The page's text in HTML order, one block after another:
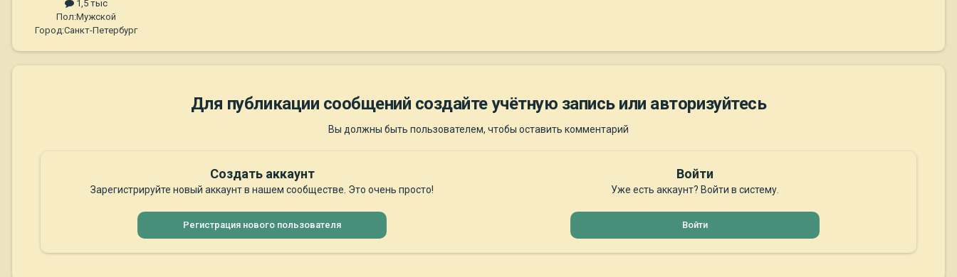
1,5 тыс
Пол:Мужской
Город:Санкт-Петербург
Для публикации сообщений создайте учётную запись или авторизуйтесь
Вы должны быть пользователем, чтобы оставить комментарий
Создать аккаунт
Зарегистрируйте новый аккаунт в нашем сообществе. Это очень просто!
Регистрация нового пользователя
Войти
Уже есть аккаунт? Войти в систему.
Войти